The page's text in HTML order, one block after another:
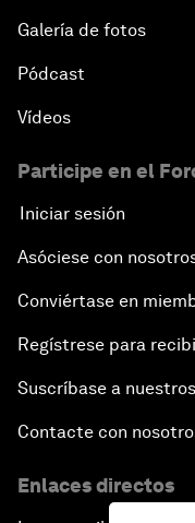
Galería de fotos
Pódcast
Vídeos
Participe en el
Iniciar sesión
Asóciese con
Conviértase en
Regístrese para
Suscríbase a
Contacte con
Enlaces directos